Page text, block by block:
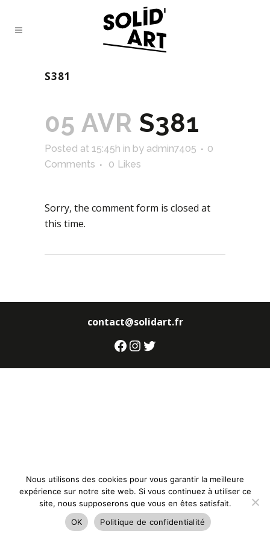
S381
05 AVR S381
Posted at 15:45h in by admin7405
0
Comments
0 Likes
Sorry, the comment form is closed at
this time.
contact@solidart.fr
Facebook
Instagram
Twitter
Nous utilisons des cookies pour vous garantir la meilleure
expérience sur notre site web. Si vous continuez à utiliser ce
site, nous supposerons que vous en êtes satisfait.
OK
Politique de confidentialité